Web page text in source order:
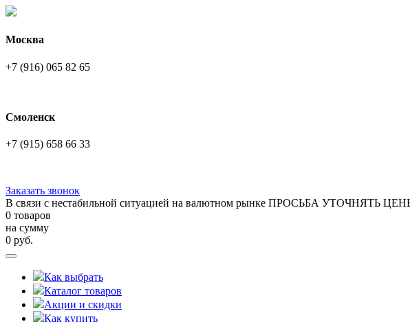
Москва
+7 (916) 065 82 65
Смоленск
+7 (915) 658 66 33
Заказать звонок
В связи с нестабильной ситуацией на валютном рынке ПРОСЬБА УТОЧНЯТЬ
0 товаров
на сумму
0 руб.
Как выбрать
Каталог товаров
Акции и скидки
Как купить